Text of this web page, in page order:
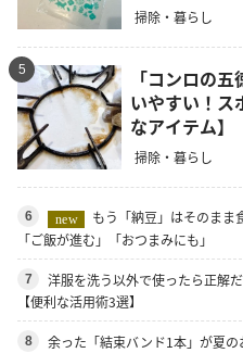
掃除・暮らし
5
「コンロの
いやすい！ス
なアイテム】
掃除・暮らし
6 new
もう「納豆」はそのまま
「ご飯が進む」「おつまみにも」
7
洋服を洗う以外で使ったら正解
【便利な活用術3選】
8
余った「結束バンド1本」が夏